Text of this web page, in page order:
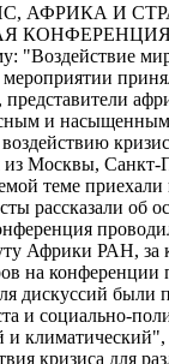
АФРИКА И
16
"Воздействие
представители
и
воздействию
Москвы, Санкт-
теме
рассказали об
Африки РАН, за
на
дискуссий были
и социально-
и
кризиса для